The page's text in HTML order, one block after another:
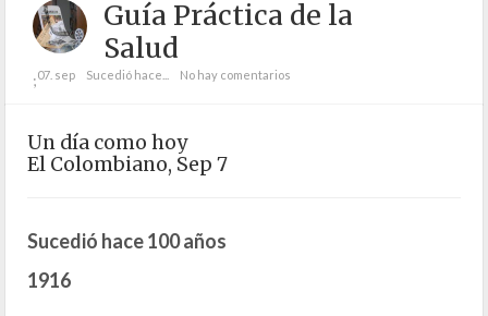
Guía Práctica de la
Salud
;07. sep Sucedió hace... No hay comentarios
Un día como hoy
El Colombiano, Sep 7
Sucedió hace 100 años
1916